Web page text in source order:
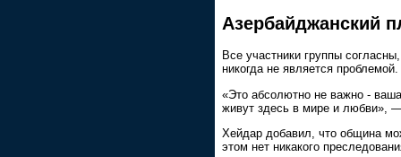
Азербайджанский
Все участники группы
никогда не является проблемой.
«Это абсолютно не важно -
живут здесь в мире и любви»,
Хейдар добавил, что община
этом нет никакого